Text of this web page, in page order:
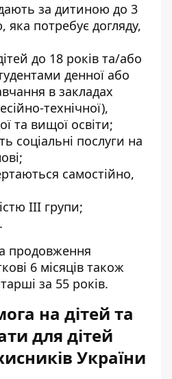
за дитиною до 3
потребує догляду,
до 18 років та/або
денної або
в закладах
технічної),
та вищої освіти;
соціальні послуги на
самостійно,
ІІІ групи;
продовження
6 місяців також
за 55 років.
на дітей та
для дітей
України